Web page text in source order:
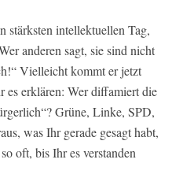
stärksten intellektuellen Tag,
anderen sagt, sie sind nicht
Vielleicht kommt er jetzt
erklären: Wer diffamiert die
Grüne, Linke, SPD,
was Ihr gerade gesagt habt,
oft, bis Ihr es verstanden